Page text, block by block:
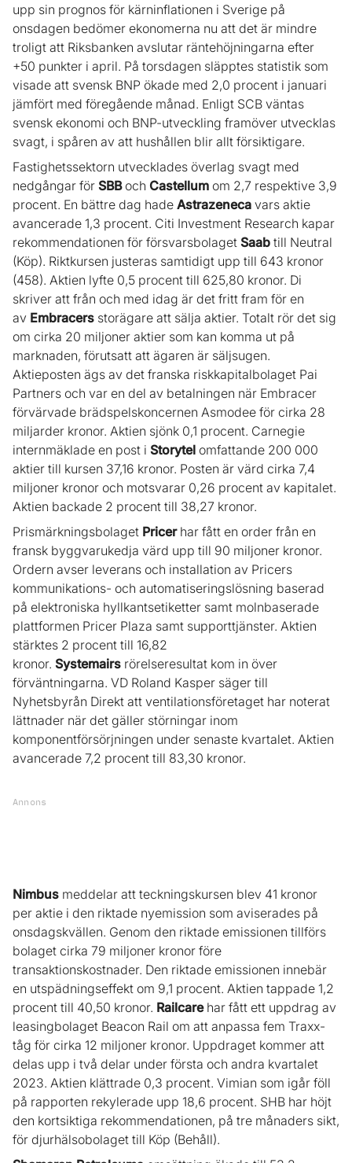
upp sin prognos för kärninflationen i Sverige på
onsdagen bedömer ekonomerna nu att det är mindre
troligt att Riksbanken avslutar räntehöjningarna efter
+50 punkter i april. På torsdagen släpptes statistik som
visade att svensk BNP ökade med 2,0 procent i januari
jämfört med föregående månad. Enligt SCB väntas
svensk ekonomi och BNP-utveckling framöver utvecklas
svagt, i spåren av att hushållen blir allt försiktigare.
Fastighetssektorn utvecklades överlag svagt med
nedgångar för SBBoch Castellum om 2,7 respektive 3,9
procent. En bättre dag hade Astrazeneca vars aktie
avancerade 1,3 procent. Citi Investment Research kapar
rekommendationen för försvarsbolaget Saab till Neutral
(Köp). Riktkursen justeras samtidigt upp till 643 kronor
(458). Aktien lyfte 0,5 procent till 625,80 kronor. Di
skriver att från och med idag är det fritt fram för en
av Embracers storägare att sälja aktier. Totalt rör det sig
om cirka 20 miljoner aktier som kan komma ut på
marknaden, förutsatt att ägaren är säljsugen.
Aktieposten ägs av det franska riskkapitalbolaget Pai
Partners och var en del av betalningen när Embracer
förvärvade brädspelskoncernen Asmodee för cirka 28
miljarder kronor. Aktien sjönk 0,1 procent. Carnegie
internmäklade en post i Storytel omfattande 200 000
aktier till kursen 37,16 kronor. Posten är värd cirka 7,4
miljoner kronor och motsvarar 0,26 procent av kapitalet.
Aktien backade 2 procent till 38,27 kronor.
Prismärkningsbolaget Pricerhar fått en order från en
fransk byggvarukedja värd upp till 90 miljoner kronor.
Ordern avser leverans och installation av Pricers
kommunikations- och automatiseringslösning baserad
på elektroniska hyllkantsetiketter samt molnbaserade
plattformen Pricer Plaza samt supporttjänster. Aktien
stärktes 2 procent till 16,82
kronor. Systemairs rörelseresultat kom in över
förväntningarna. VD Roland Kasper säger till
Nyhetsbyrån Direkt att ventilationsföretaget har noterat
lättnader när det gäller störningar inom
komponentförsörjningen under senaste kvartalet. Aktien
avancerade 7,2 procent till 83,30 kronor.
Annons
Nimbus meddelar att teckningskursen blev 41 kronor
per aktie i den riktade nyemission som aviserades på
onsdagskvällen. Genom den riktade emissionen tillförs
bolaget cirka 79 miljoner kronor före
transaktionskostnader. Den riktade emissionen innebär
en utspädningseffekt om 9,1 procent. Aktien tappade 1,2
procent till 40,50 kronor. Railcarehar fått ett uppdrag av
leasingbolaget Beacon Rail om att anpassa fem Traxx-
tåg för cirka 12 miljoner kronor. Uppdraget kommer att
delas upp i två delar under första och andra kvartalet
2023. Aktien klättrade 0,3 procent. Vimian som igår föll
på rapporten rekylerade upp 18,6 procent. SHB har höjt
den kortsiktiga rekommendationen, på tre månaders sikt,
för djurhälsobolaget till Köp (Behåll).